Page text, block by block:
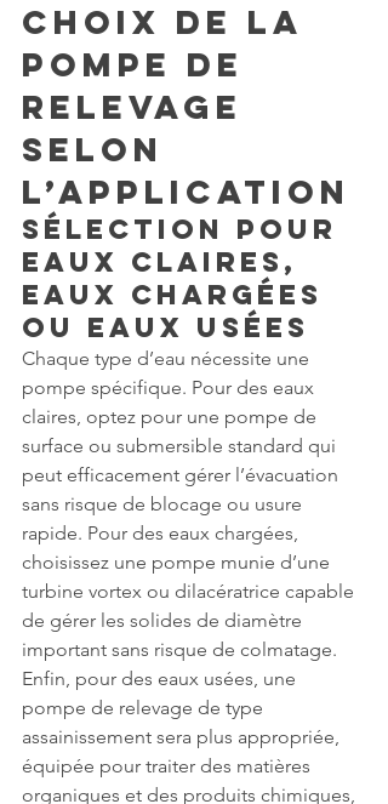
Choix de la
Pompe de
Relevage
selon
l’Application
Sélection pour
Eaux Claires,
Eaux Chargées
ou Eaux Usées
Chaque type d’eau nécessite une
pompe spécifique. Pour des eaux
claires, optez pour une pompe de
surface ou submersible standard qui
peut efficacement gérer l’évacuation
sans risque de blocage ou usure
rapide. Pour des eaux chargées,
choisissez une pompe munie d’une
turbine vortex ou dilacératrice capable
de gérer les solides de diamètre
important sans risque de colmatage.
Enfin, pour des eaux usées, une
pompe de relevage de type
assainissement sera plus appropriée,
équipée pour traiter des matières
organiques et des produits chimiques,